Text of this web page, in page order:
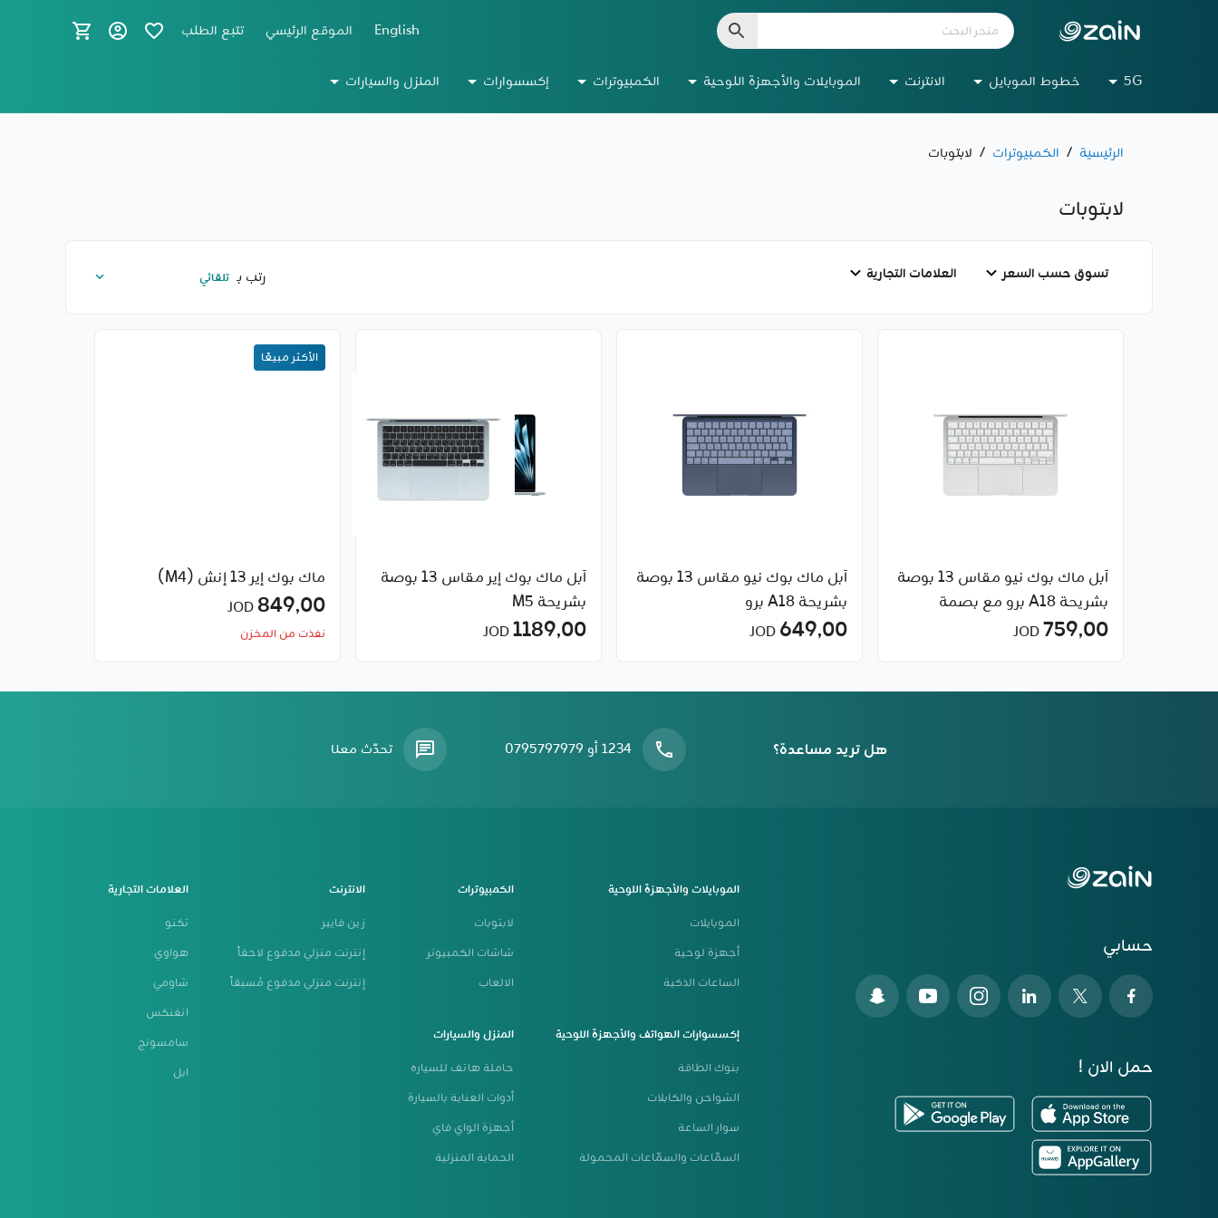
English الموقع الرئيسي تتبع الطلب
5G خطوط الموبايل الانترنت الموبايلات والأجهزة اللوحية الكمبيوترات إكسسوارات المنزل والسيارات
الرئيسية / الكمبيوترات / لابتوبات
لابتوبات
تسوق حسب السعر العلامات التجارية رتب بـ
آبل ماك بوك نيو مقاس 13 بوصة
بشريحة A18 برو مع بصمة
الإصبع
759٫00
آبل ماك بوك نيو مقاس 13 بوصة
بشريحة A18 برو
649٫00
آبل ماك بوك إير مقاس 13 بوصة
بشريحة M5
1189٫00
الأكثر مبيعًا
ماك بوك إير 13 إنش (M4)
849٫00
نفذت من المخزن
هل تريد مساعدة؟ 1234 أو 0795797979 تحدّث معنا
حسابي
حمل الان !
الموبايلات والأجهزة اللوحية
الموبايلات
أجهزة لوحية
الساعات الذكية
الكمبيوترات
لابتوبات
شاشات الكمبيوتر
الالعاب
الانترنت
زين فايبر
إنترنت منزلي مدفوع لاحقاً
إنترنت منزلي مدفوع مُسبقاً
العلامات التجارية
تكنو
هواوي
شاومي
انفنكس
سامسونج
ابل
إكسسوارات الهواتف والأجهزة اللوحية
بنوك الطاقة
الشواحن والكابلات
سوار الساعة
السمّاعات والسمّاعات المحمولة
المنزل والسيارات
حاملة هاتف للسياره
أدوات العناية بالسيارة
أجهزة الواي فاي
الحماية المنزلية